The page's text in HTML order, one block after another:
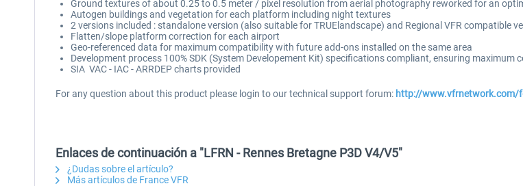
Ground textures of about 0.25 to 0.5 meter / pixel resolution from aerial photography reworked for an
Autogen buildings and vegetation for each platform including night textures
2 versions included : standalone version (also suitable for TRUElandscape) and Regional VFR compatible
Flatten/slope platform correction for each airport
Geo-referenced data for maximum compatibility with future add-ons installed on the same area
Development process 100% SDK (System Developement Kit) specifications compliant, ensuring maximum
SIA VAC - IAC - ARRDEP charts provided
For any question about this product please login to our technical support forum: http://www.vfrnetwork.com/
Enlaces de continuación a "LFRN - Rennes Bretagne P3D V4/V5"
¿Dudas sobre el artículo?
Más artículos de France VFR